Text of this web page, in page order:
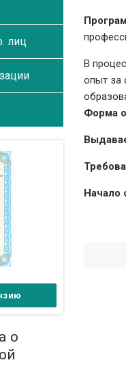
В
опыт за
Форма
Начало
лиц
о